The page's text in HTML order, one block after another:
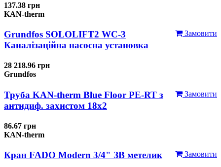
137.38 грн
KAN-therm
Замовити
Grundfos SOLOLIFT2 WC-3
Каналізаційна насосна установка
28 218.96 грн
Grundfos
Замовити
Труба KAN-therm Blue Floor PE-RT з
антидиф. захистом 18х2
86.67 грн
KAN-therm
Замовити
Кран FADO Modern 3/4" ЗВ метелик